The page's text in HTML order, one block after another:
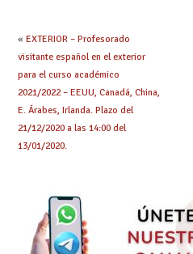
« EXTERIOR – Profesorado
visitante español en el exterior
para el curso académico
2021/2022 – EEUU, Canadá, China,
E. Árabes, Irlanda. Plazo del
21/12/2020 a las 14:00 del
13/01/2020.